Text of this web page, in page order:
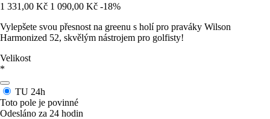
1 331,00 Kč 1 090,00 Kč -18%
Vylepšete svou přesnost na greenu s holí pro praváky Wilson
Harmonized 52, skvělým nástrojem pro golfisty!
Velikost
*
TU 24h
Toto pole je povinné
Odesláno za 24 hodin